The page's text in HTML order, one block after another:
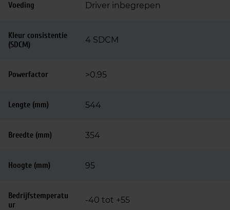
Voeding Driver inbegrepen
Kleur consistentie
(SDCM)
4 SDCM
Powerfactor >0.95
Lengte (mm) 544
Breedte (mm) 354
Hoogte (mm) 95
Bedrijfstemperatu
ur
-40 tot +55